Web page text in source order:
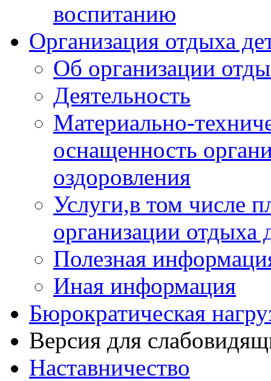
воспитанию
Организация отдыха
Об организации
Деятельность
Материально-
оснащенность
оздоровления
Услуги,в том числе
организации отдыха
Полезная
Иная информация
Бюрократическая
Версия для
Наставничество